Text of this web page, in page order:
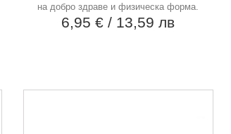
на добро здраве и физическа форма.
6,95 €/ 13,59 лв